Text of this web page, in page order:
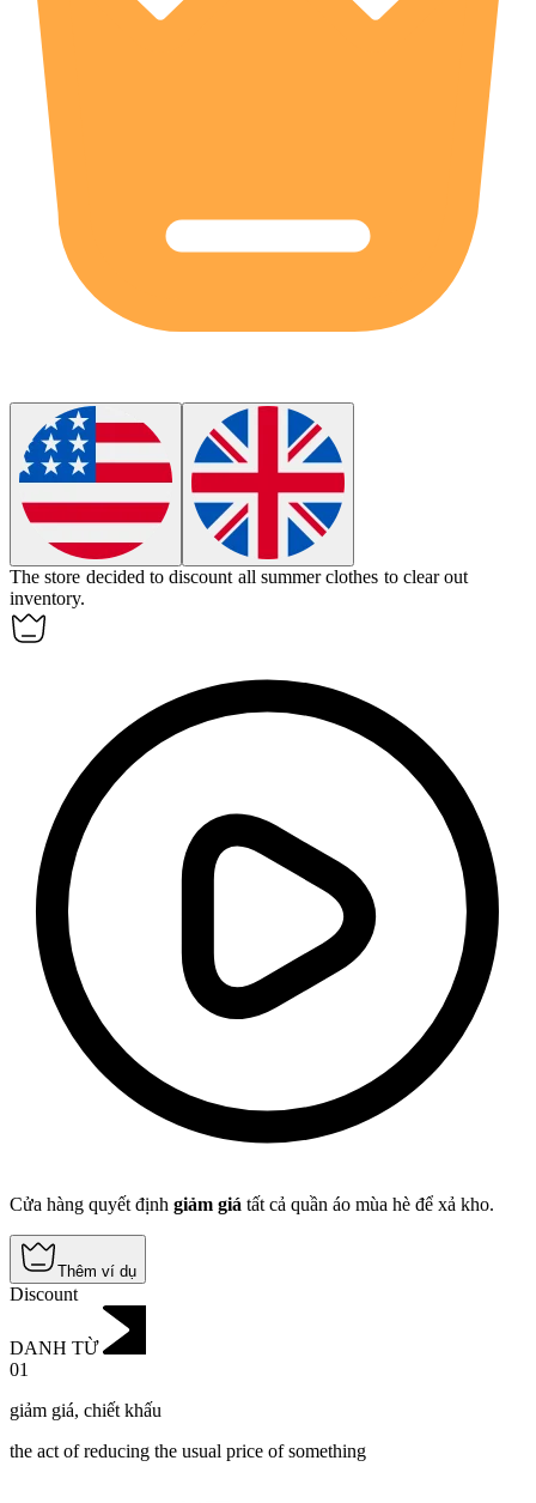
The store decided todiscount all summer clothes to clear out
inventory.
Cửa hàng quyết định giảm giá tất cả quần áo mùa hè để xả kho.
Thêm ví dụ
Discount
DANH TỪ
01
giảm giá, chiết khấu
the act of reducing the usual price of something